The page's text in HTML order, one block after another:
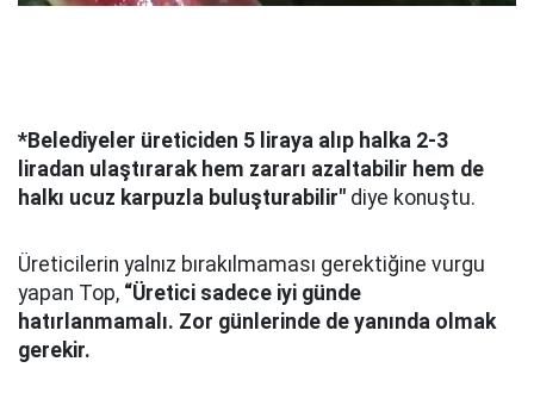
*Belediyeler üreticiden 5 liraya alıp halka 2-3
liradan ulaştırarak hem zararı azaltabilir hem de
halkı ucuz karpuzla buluşturabilir" diye konuştu.
Üreticilerin yalnız bırakılmaması gerektiğine vurgu
yapan Top, “Üretici sadece iyi günde
hatırlanmamalı. Zor günlerinde de yanında olmak
gerekir.